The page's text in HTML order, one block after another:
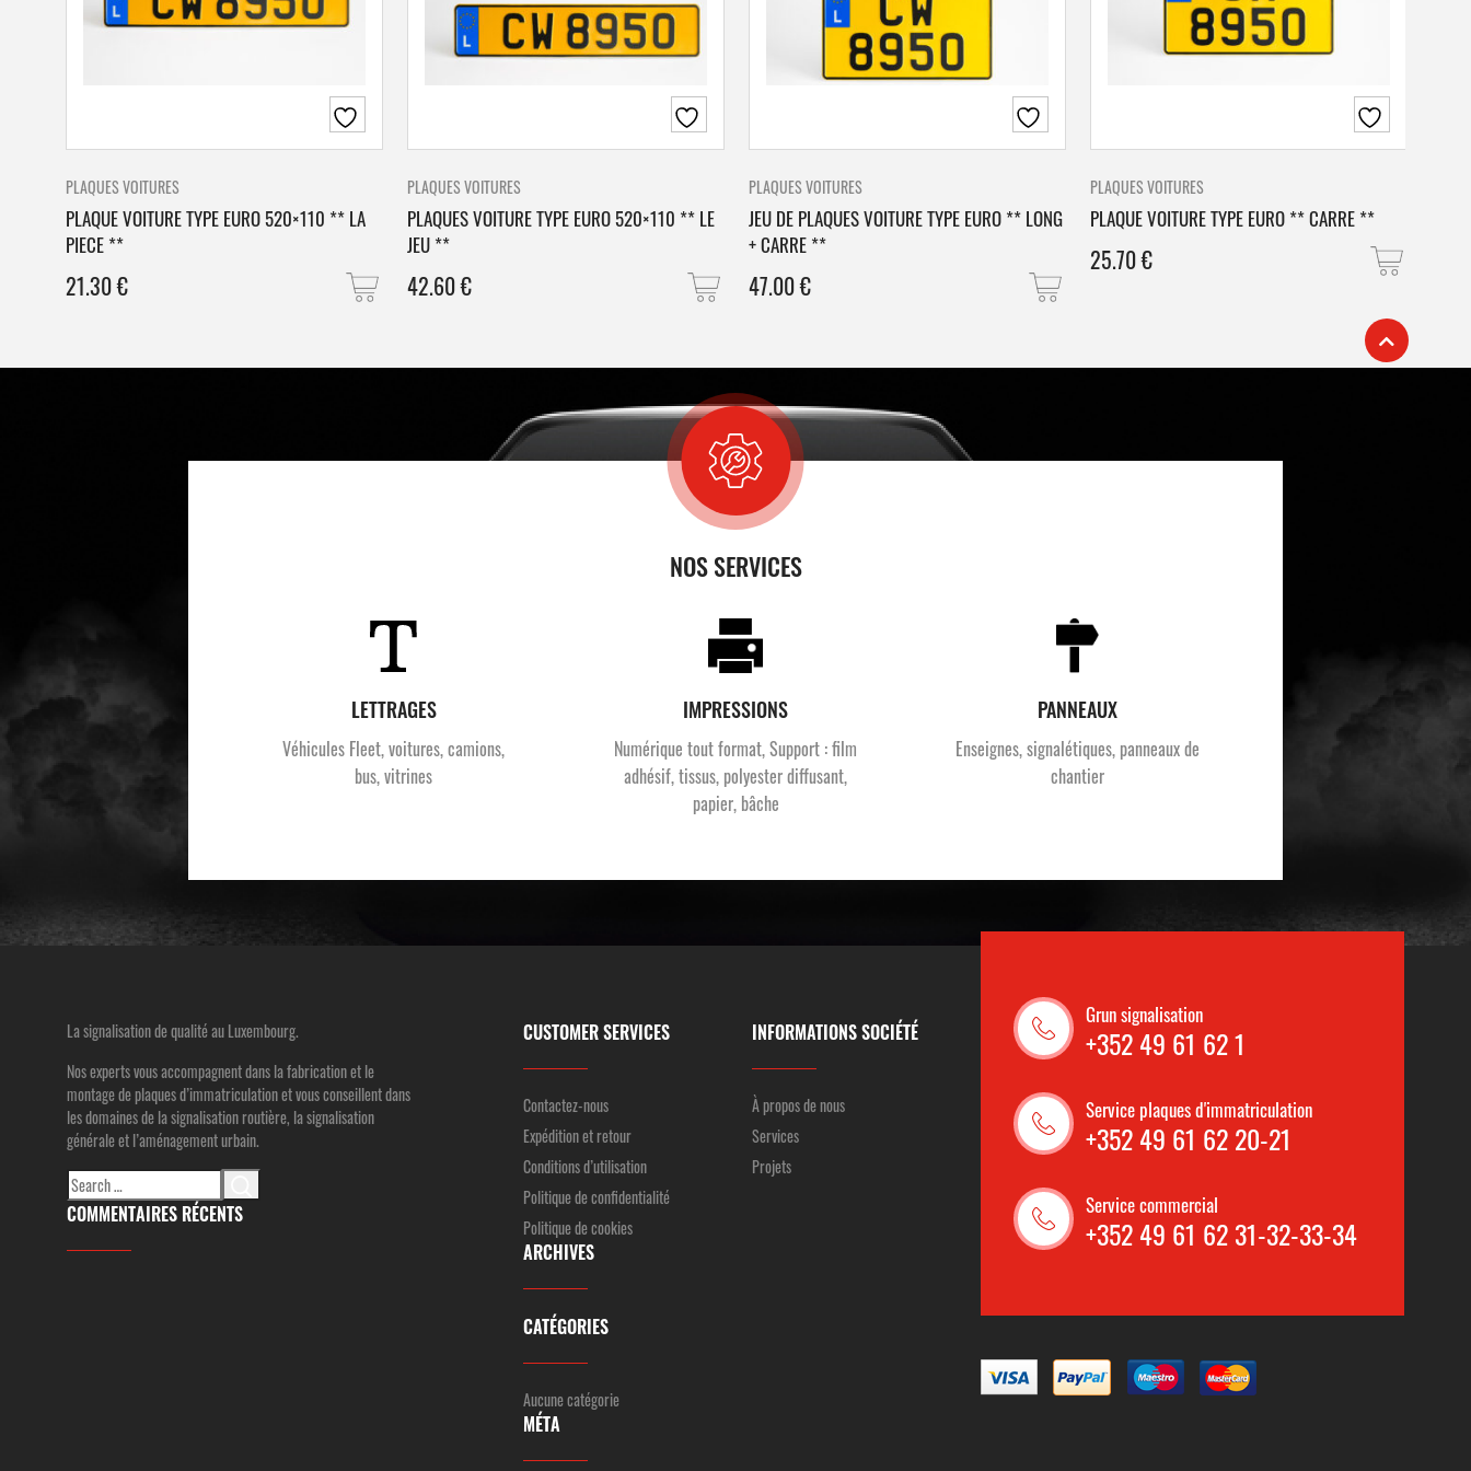
PLAQUES VOITURES
PLAQUE VOITURE TYPE EURO 520×110 ** LA
PIECE **
21.30€
PLAQUES VOITURES
PLAQUES VOITURE TYPE EURO 520×110 ** LE
JEU **
42.60€
PLAQUES VOITURES
JEU DE PLAQUES VOITURE TYPE EURO ** LONG
+ CARRE **
47.00€
PLAQUES VOITURES
PLAQUE VOITURE TYPE EURO ** CARRE **
25.70€
NOS SERVICES
LETTRAGES
Véhicules Fleet, voitures, camions,
bus, vitrines
IMPRESSIONS
Numérique tout format, Support : film
adhésif, tissus, polyester diffusant,
papier, bâche
PANNEAUX
Enseignes, signalétiques, panneaux de
chantier
La signalisation de qualité au Luxembourg.
Nos experts vous accompagnent dans la fabrication et le
montage de plaques d’immatriculation et vous conseillent dans
les domaines de la signalisation routière, la signalisation
générale et l’aménagement urbain.
Search
for:
COMMENTAIRES RÉCENTS
CUSTOMER SERVICES
Contactez-nous
Expédition et retour
Conditions d’utilisation
Politique de confidentialité
Politique de cookies
ARCHIVES
CATÉGORIES
Aucune catégorie
MÉTA
INFORMATIONS SOCIÉTÉ
À propos de nous
Services
Projets
Grun signalisation
+352 49 61 62 1
Service plaques d'immatriculation
+352 49 61 62 20-21
Service commercial
+352 49 61 62 31-32-33-34